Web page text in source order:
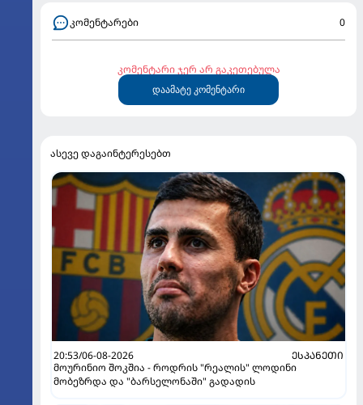
კომენტარები 0
კომენტარი ჯერ არ გაკეთებულა
დაამატე კომენტარი
ასევე დაგაინტერესებთ
20:53/06-08-2026
ᲔᲡᲞᲐᲜᲔᲗᲘ
მოურინიო შოკშია - როდრის "რეალის" ლოდინი
მობეზრდა და "ბარსელონაში" გადადის